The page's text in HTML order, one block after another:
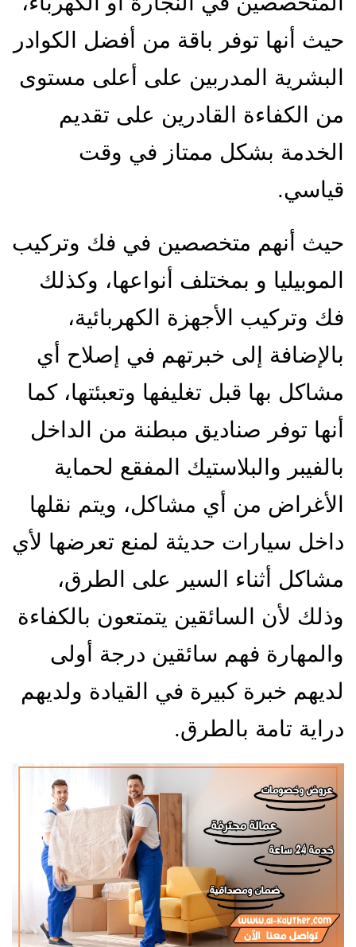
حيث أنها توفر باقة من أفضل الكوادر
البشرية المدربين على أعلى مستوى
من الكفاءة القادرين على تقديم
الخدمة بشكل ممتاز في وقت
قياسي.
حيث أنهم متخصصين في فك وتركيب
الموبيليا و بمختلف أنواعها، وكذلك
فك وتركيب الأجهزة الكهربائية،
بالإضافة إلى خبرتهم في إصلاح أي
مشاكل بها قبل تغليفها وتعبئتها، كما
أنها توفر صناديق مبطنة من الداخل
بالفيبر والبلاستيك المفقع لحماية
الأغراض من أي مشاكل، ويتم نقلها
داخل سيارات حديثة لمنع تعرضها لأي
مشاكل أثناء السير على الطرق،
وذلك لأن السائقين يتمتعون بالكفاءة
والمهارة فهم سائقين درجة أولى
لديهم خبرة كبيرة في القيادة ولديهم
دراية تامة بالطرق.